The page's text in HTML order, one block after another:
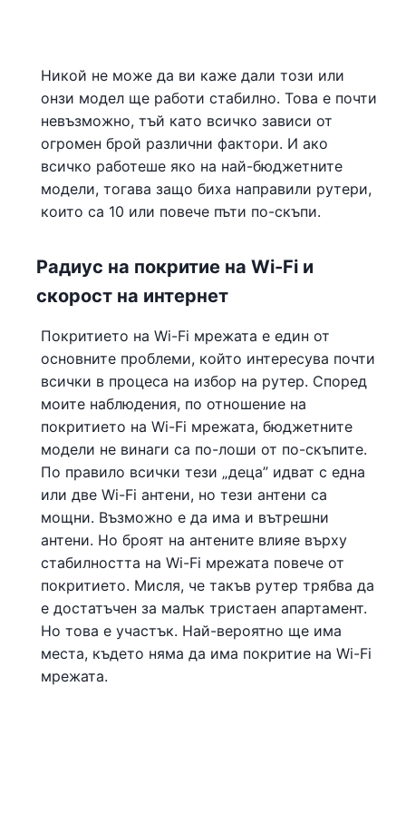
Никой не може да ви каже дали този или
онзи модел ще работи стабилно. Това е почти
невъзможно, тъй като всичко зависи от
огромен брой различни фактори. И ако
всичко работеше яко на най-бюджетните
модели, тогава защо биха направили рутери,
които са 10 или повече пъти по-скъпи.
Радиус на покритие на Wi-Fi и
скорост на интернет
Покритието на Wi-Fi мрежата е един от
основните проблеми, който интересува почти
всички в процеса на избор на рутер. Според
моите наблюдения, по отношение на
покритието на Wi-Fi мрежата, бюджетните
модели не винаги са по-лоши от по-скъпите.
По правило всички тези „деца” идват с една
или две Wi-Fi антени, но тези антени са
мощни. Възможно е да има и вътрешни
антени. Но броят на антените влияе върху
стабилността на Wi-Fi мрежата повече от
покритието. Мисля, че такъв рутер трябва да
е достатъчен за малък тристаен апартамент.
Но това е участък. Най-вероятно ще има
места, където няма да има покритие на Wi-Fi
мрежата.